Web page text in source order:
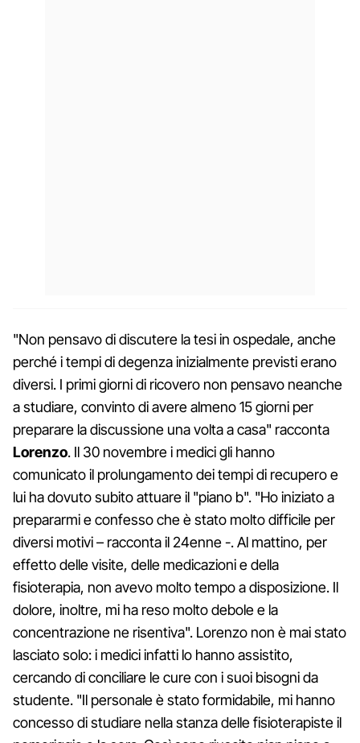
"Non pensavo di discutere la tesi in ospedale, anche
perché i tempi di degenza inizialmente previsti erano
diversi. I primi giorni di ricovero non pensavo neanche
a studiare, convinto di avere almeno 15 giorni per
preparare la discussione una volta a casa" racconta
Lorenzo. Il 30 novembre i medici gli hanno
comunicato il prolungamento dei tempi di recupero e
lui ha dovuto subito attuare il "piano b". "Ho iniziato a
prepararmi e confesso che è stato molto difficile per
diversi motivi – racconta il 24enne -. Al mattino, per
effetto delle visite, delle medicazioni e della
fisioterapia, non avevo molto tempo a disposizione. Il
dolore, inoltre, mi ha reso molto debole e la
concentrazione ne risentiva". Lorenzo non è mai stato
lasciato solo: i medici infatti lo hanno assistito,
cercando di conciliare le cure con i suoi bisogni da
studente. "Il personale è stato formidabile, mi hanno
concesso di studiare nella stanza delle fisioterapiste il